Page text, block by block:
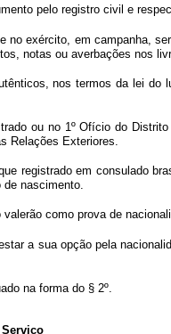
pelo registro civil e
exército, em campanha,
notas ou averbações nos
nos termos da lei
ou no 1º Ofício do
Relações Exteriores.
registrado em consulado
nascimento.
como prova de
a sua opção pela
na forma do § 2º.